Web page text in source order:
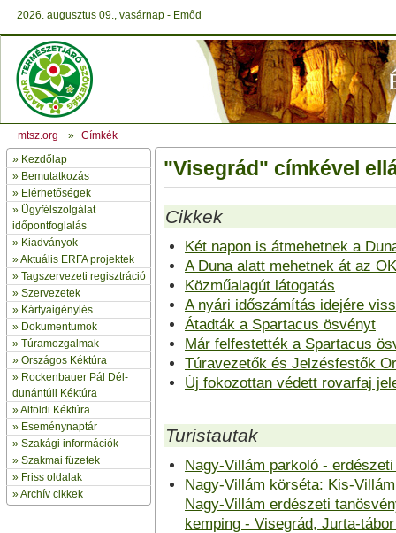
2026. augusztus 09., vasárnap - Emőd
mtsz.org » Címkék
» Kezdőlap
» Bemutatkozás
» Elérhetőségek
» Ügyfélszolgálat
időpontfoglalás
» Kiadványok
»Aktuális ERFA projektek
» Tagszervezeti regisztráció
» Szervezetek
» Kártyaigénylés
» Dokumentumok
» Túramozgalmak
» Országos Kéktúra
» Rockenbauer Pál Dél-
dunántúli Kéktúra
»Alföldi Kéktúra
» Eseménynaptár
» Szakági információk
» Szakmai füzetek
» Friss oldalak
»Archív cikkek
"Visegrád" címkével
Cikkek
Két napon is átmehetnek a
A Duna alatt mehetnek át az
Közműalagút látogatás
A nyári időszámítás idejére
Átadták a Spartacus ösvényt
Már felfestették a Spartacus
Túravezetők és Jelzésfestők
Új fokozottan védett rovarfaj
Turistautak
Nagy-Villám parkoló -
Nagy-Villám körséta: Kis-
Nagy-Villám erdészeti
kemping - Visegrád, Jurta-